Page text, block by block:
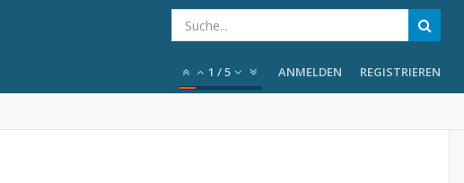
1 /5 ANMELDEN REGISTRIEREN